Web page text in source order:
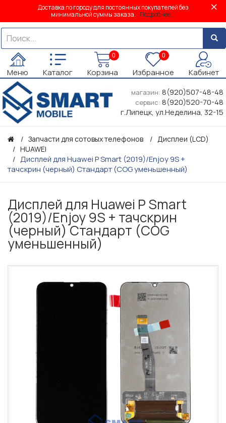
Доставка по городу для постоянных покупателей без
минимальной суммы заказа. Подробнее...
Меню Каталог
0
Корзина
0
Избранное Кабинет
магазин: 8(920)507-48-48
сервис: 8(920)520-70-48
г.Липецк, ул.Неделина, 32-15
Запчасти для сотовых телефонов
Дисплеи (LCD)
HUAWEI
Дисплей для Huawei P Smart (2019)/Enjoy 9S +
тачскрин (черный) Стандарт (COG уменьшенный)
Дисплей для Huawei P Smart
(2019)/Enjoy 9S + тачскрин
(черный) Стандарт (COG
уменьшенный)